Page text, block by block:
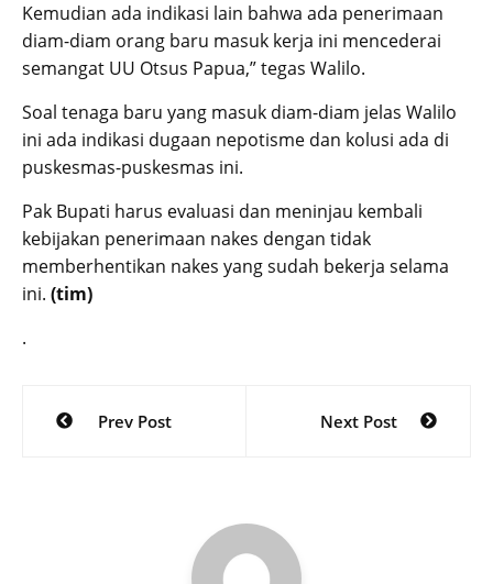
Kemudian ada indikasi lain bahwa ada penerimaan
diam-diam orang baru masuk kerja ini mencederai
semangat UU Otsus Papua,” tegas Walilo.
Soal tenaga baru yang masuk diam-diam jelas Walilo
ini ada indikasi dugaan nepotisme dan kolusi ada di
puskesmas-puskesmas ini.
Pak Bupati harus evaluasi dan meninjau kembali
kebijakan penerimaan nakes dengan tidak
memberhentikan nakes yang sudah bekerja selama
ini. (tim)
.
Post
navigation
Prev Post Next Post